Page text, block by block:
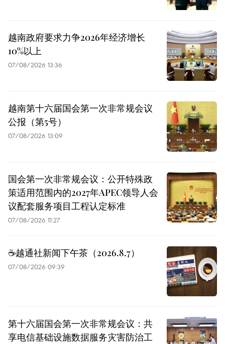
越南政府要求力争2026年经济增长
10%以上
07/08/2026 13:36
越南第十六届国会第一次非常规会议
公报（第5号）
07/08/2026 13:09
国会第一次非常规会议：公开特殊政
策适用范围内的2027年APEC领导人会
议配套服务项目工程认定标准
07/08/2026 11:27
☕️越通社新闻下午茶（2026.8.7）
07/08/2026 09:39
第十六届国会第一次非常规会议：共
享电信基础设施数据服务灾害防治工